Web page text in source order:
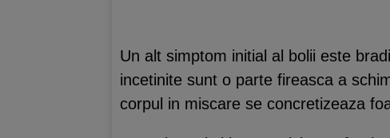
Un alt simptom initial al bolii este
incetinite sunt o parte fireasca a
corpul in miscare se concretizeaza